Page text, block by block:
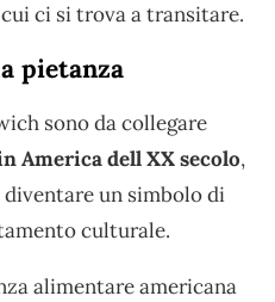
ci si trova a transitare.
pietanza
sono da collegare
America dell XX secolo,
un simbolo di
culturale.
alimentare americana